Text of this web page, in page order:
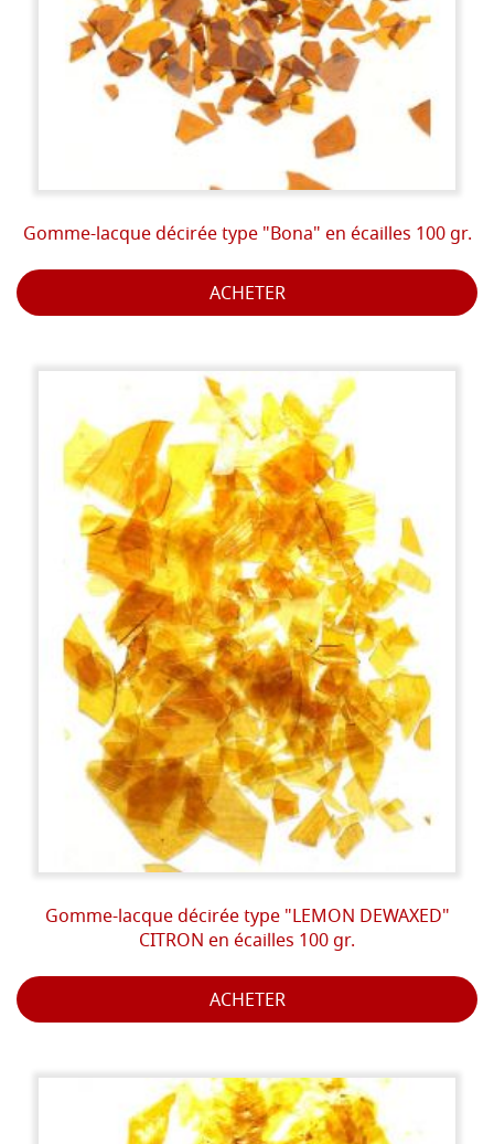
Gomme-lacque décirée type "Bona" en écailles 100 gr.
ACHETER
Gomme-lacque décirée type "LEMON DEWAXED"
CITRON en écailles 100 gr.
ACHETER